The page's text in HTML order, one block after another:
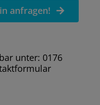
anfragen!
unter: 0176